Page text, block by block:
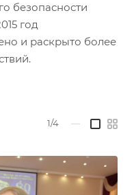
безопасности
год
и раскрыто более
1/4 —